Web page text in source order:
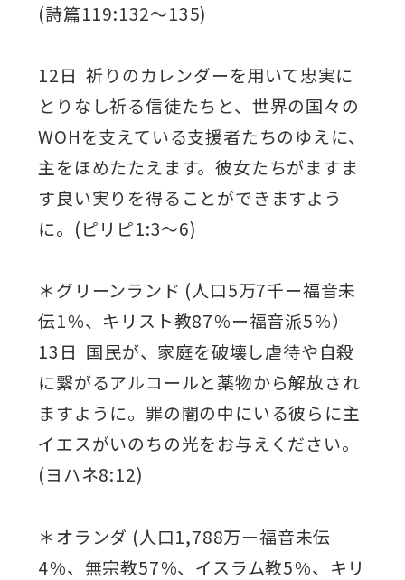
(詩篇119:132～135)
12日 祈りのカレンダーを用いて忠実に
とりなし祈る信徒たちと、世界の国々の
WOHを支えている支援者たちのゆえに、
主をほめたたえます。彼女たちがますま
す良い実りを得ることができますよう
に。(ピリピ1:3～6)
＊グリーンランド (人口5万7千ー福音未
伝1％、キリスト教87％ー福音派5％）
13日 国民が、家庭を破壊し虐待や自殺
に繋がるアルコールと薬物から解放され
ますように。罪の闇の中にいる彼らに主
イエスがいのちの光をお与えください。
(ヨハネ8:12)
＊オランダ (人口1,788万ー福音未伝
4％、無宗教57％、イスラム教5％、キリ